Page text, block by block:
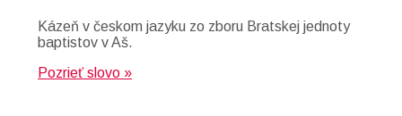
Kázeň v českom jazyku zo zboru Bratskej jednoty
baptistov v Aš.
Pozrieť slovo »